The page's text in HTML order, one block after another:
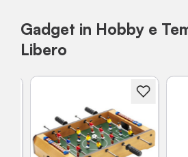
Gadget in Hobby e
Libero